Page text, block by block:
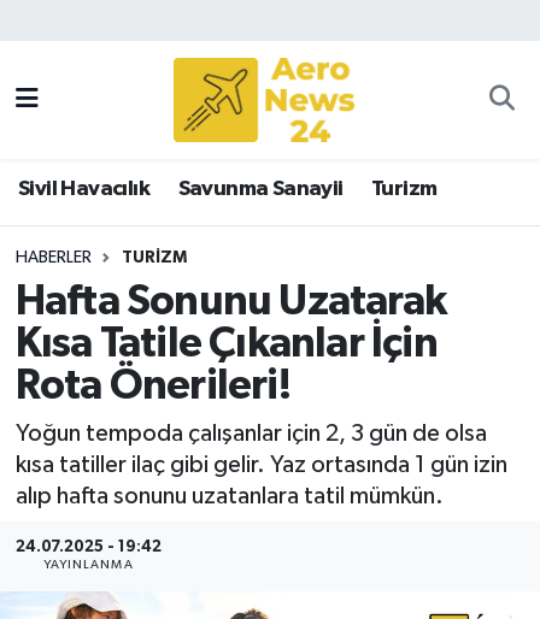
Sivil Havacılık Savunma Sanayii Turizm
HABERLER TURIZM
Hafta Sonunu Uzatarak
Kısa Tatile Çıkanlar İçin
Rota Önerileri!
Yoğun tempoda çalışanlar için 2, 3 gün de olsa
kısa tatiller ilaç gibi gelir. Yaz ortasında 1 gün izin
alıp hafta sonunu uzatanlara tatil mümkün.
24.07.2025 - 19:42
YAYINLANMA